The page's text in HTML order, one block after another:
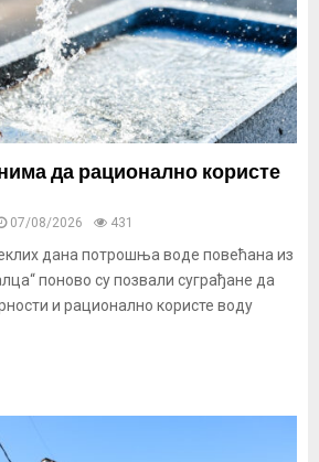
да рационално користе
07/08/2026 431
дана потрошња воде повећана из
поново су позвали суграђане да
и рационално користе воду